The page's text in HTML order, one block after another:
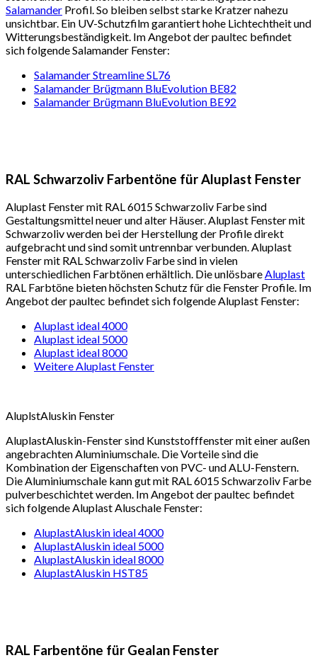
Salamander Profil. So bleiben selbst starke Kratzer nahezu
unsichtbar. Ein UV-Schutzfilm garantiert hohe Lichtechtheit und
Witterungsbeständigkeit. Im Angebot der paultec befindet
sich folgende Salamander Fenster:
Salamander Streamline SL76
Salamander Brügmann BluEvolution BE82
Salamander Brügmann BluEvolution BE92
RAL Schwarzoliv Farbentöne für Aluplast Fenster
Aluplast Fenster mit RAL 6015 Schwarzoliv Farbe sind
Gestaltungsmittel neuer und alter Häuser. Aluplast Fenster mit
Schwarzoliv werden bei der Herstellung der Profile direkt
aufgebracht und sind somit untrennbar verbunden. Aluplast
Fenster mit RAL Schwarzoliv Farbe sind in vielen
unterschiedlichen Farbtönen erhältlich. Die unlösbareAluplast
RAL Farbtöne bieten höchsten Schutz für die Fenster Profile. Im
Angebot der paultec befindet sich folgende Aluplast Fenster:
Aluplast ideal 4000
Aluplast ideal 5000
Aluplast ideal 8000
Weitere Aluplast Fenster
AluplstAluskin Fenster
AluplastAluskin-Fenster sind Kunststofffenster mit einer außen
angebrachten Aluminiumschale. Die Vorteile sind die
Kombination der Eigenschaften von PVC- und ALU-Fenstern.
Die Aluminiumschale kann gut mit RAL 6015 Schwarzoliv Farbe
pulverbeschichtet werden. Im Angebot der paultec befindet
sich folgende Aluplast Aluschale Fenster:
AluplastAluskin ideal 4000
AluplastAluskin ideal 5000
AluplastAluskin ideal 8000
AluplastAluskin HST85
RAL Farbentöne für Gealan Fenster